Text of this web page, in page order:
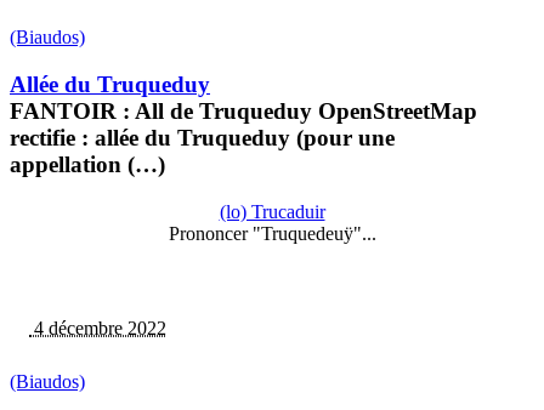
(Biaudos)
Allée du Truqueduy
FANTOIR : All de Truqueduy OpenStreetMap
rectifie : allée du Truqueduy (pour une
appellation (…)
(lo) Trucaduir
Prononcer "Truquedeuÿ"...
4 décembre 2022
(Biaudos)